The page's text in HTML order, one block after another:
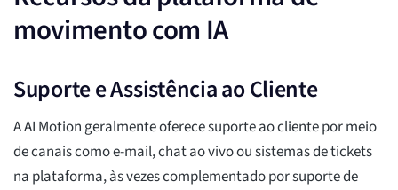
movimento com IA
Suporte e Assistência ao Cliente
A AI Motion geralmente oferece suporte ao cliente por meio
de canais como e-mail, chat ao vivo ou sistemas de tickets
na plataforma, às vezes complementado por suporte de